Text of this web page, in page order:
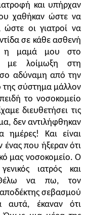
και υπήρχαν
χαθήκαν ώστε να
ώστε οι γιατροί να
σε κάθε ασθενή
η μαμά μου στο
με λοίμωξη στη
αδύναμη από την
της σύστημα μάλλον
το νοσοκομείο
διευθετήσει τις
δεν αντιλήφθηκαν
ημέρες! Και είναι
που ήξεραν ότι
μας νοσοκομείο. Ο
ιατρός και
Θέλω να πω, τον
σεβασμού
αυτά, έκαναν ότι